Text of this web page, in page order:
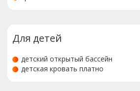
Для детей
детский открытый бассейн
детская кровать платно